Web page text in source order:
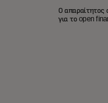
Ο απαραίτητος
για το open